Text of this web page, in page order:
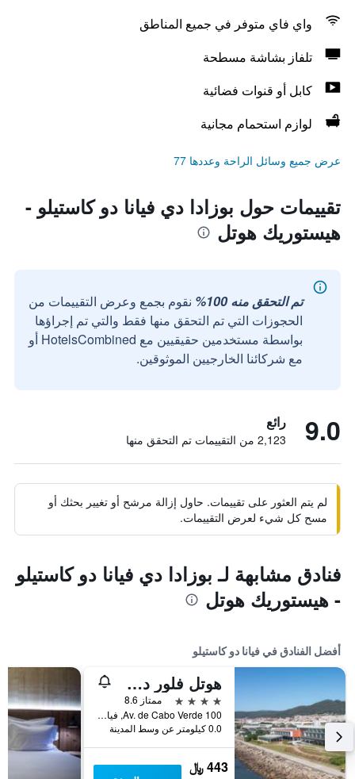
واي فاي متوفر في جميع المناطق
تلفاز بشاشة مسطحة
كابل أو قنوات فضائية
لوازم استحمام مجانية
عرض جميع وسائل الراحة وعددها 77
تقييمات حول بوزادا دي فيانا دو كاستيلو -
هيستوريك هوتل
تم التحقق منه 100%
نقوم بجمع وعرض التقييمات من
الحجوزات التي تم التحقق منها فقط والتي تم إجراؤها
بواسطة مستخدمين حقيقيين مع HotelsCombined أو
مع شركائنا الخارجيين الموثوقين.
9.0 رائع
2,123 من التقييمات تم التحقق منها
لم يتم العثور على تقييمات. حاول إزالة مرشح أو تغيير بحثك أو
مسح كل شيء لعرض التقييمات.
فنادق مشابهة لـ بوزادا دي فيانا دو كاستيلو
- هيستوريك هوتل
أفضل الفنادق في فيانا دو كاستيلو
هوتل فلور دي سال باي ذا إديتوري
4 نجوم
ممتاز 8.6
Av. de Cabo Verde 100, فيانا دو كاستيلو, محافظة فيانا دو كاستيلو, البرتغال
0.0 كيلومتر عن وسط المدينة
443 ﷼